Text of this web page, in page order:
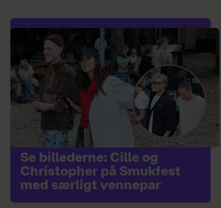
Se billederne: Cille og
Christopher på Smukfest
med særligt vennepar